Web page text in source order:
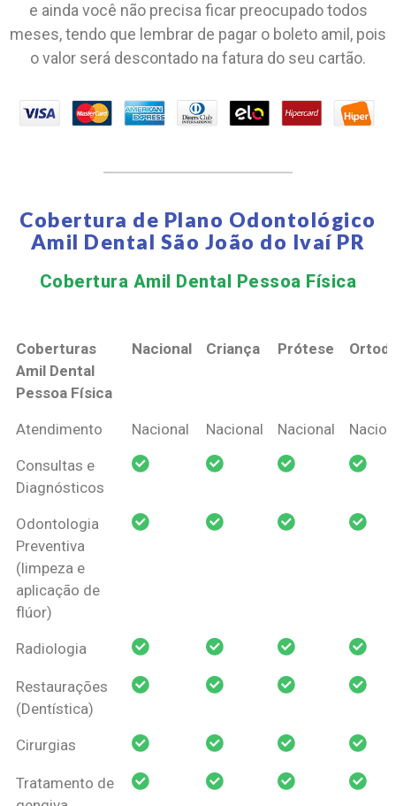
e ainda você não precisa ficar preocupado todos
meses, tendo que lembrar de pagar o boleto amil, pois
o valor será descontado na fatura do seu cartão.
Cobertura de Plano Odontológico
Amil Dental São João do Ivaí PR
Cobertura Amil Dental Pessoa Física​
Coberturas
Amil Dental
Pessoa Física
Nacional Criança Prótese
Coberturas
Pessoa Física
Nacional Criança Prótese
Atendimento Nacional Nacional Nacional
Consultas e
Diagnósticos
Odontologia
Preventiva
(limpeza e
aplicação de
flúor)
Radiologia
Restaurações
(Dentística)
Cirurgias
Tratamento de